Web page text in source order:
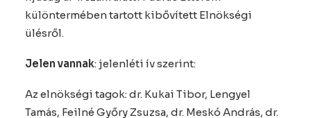
különtermében tartott kibővített Elnökségi
ülésről.
Jelen vannak: jelenléti ív szerint:
Az elnökségi tagok: dr. Kukai Tibor, Lengyel
Tamás, Feilné Győry Zsuzsa, dr. Meskó András, dr.